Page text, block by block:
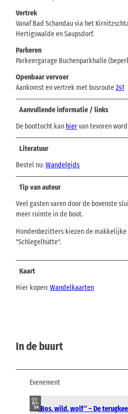
Vertrek
Vanaf Bad Schandau via het
Hertigswalde en Saupsdorf.
Parkeren
Parkeergarage Buchenparkhalle
Openbaar vervoer
Aankomst en vertrek met busroute241
Aanvullende informatie / links
De boottocht kan hiervan tevoren
Literatuur
Bestel nu:Wandelgids
Tip van auteur
Veel gasten varen door de bovenste
meer ruimte in de boot.
Hondenbezitters kiezen de
"Schlegelhütte".
Kaart
Hier kopen:Wandelkaarten
In de buurt
Evenement
CC-
BY-
SA„Bos, wild, wolf“ – De